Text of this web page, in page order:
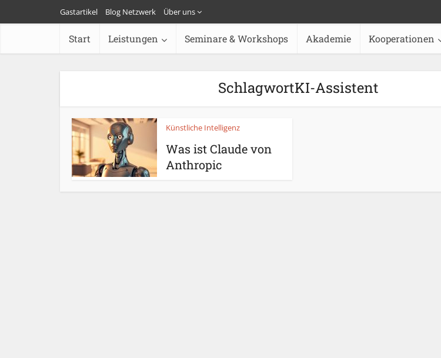
Gastartikel Blog Netzwerk Über uns
Start Leistungen Seminare & Workshops Akademie Kooperationen
SchlagwortKI-Assistent
Künstliche Intelligenz
Was ist Claude von
Anthropic